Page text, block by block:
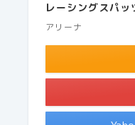
レーシングスパ
アリーナ